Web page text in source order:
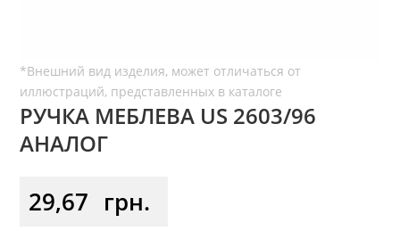
РУЧКА МЕБЛЕВА US 2603/96
АНАЛОГ
29,67 грн.